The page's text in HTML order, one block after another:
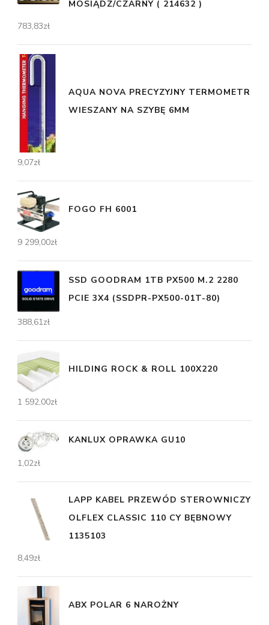
MOSIĄDZ/CZARNY ( 214632 )
783,83zł
AQUA NOVA PRECYZYJNY TERMOMETR
WIESZANY NA SZYBĘ 6MM
9,07zł
FOGO FH 6001
9 299,00zł
SSD GOODRAM 1TB PX500 M.2 2280
PCIE 3X4 (SSDPR-PX500-01T-80)
388,61zł
HILDING ROCK & ROLL 100X220
1 592,00zł
KANLUX OPRAWKA GU10
1,02zł
LAPP KABEL PRZEWÓD STEROWNICZY
OLFLEX CLASSIC 110 CY BĘBNOWY
1135103
8,49zł
ABX POLAR 6 NAROŻNY